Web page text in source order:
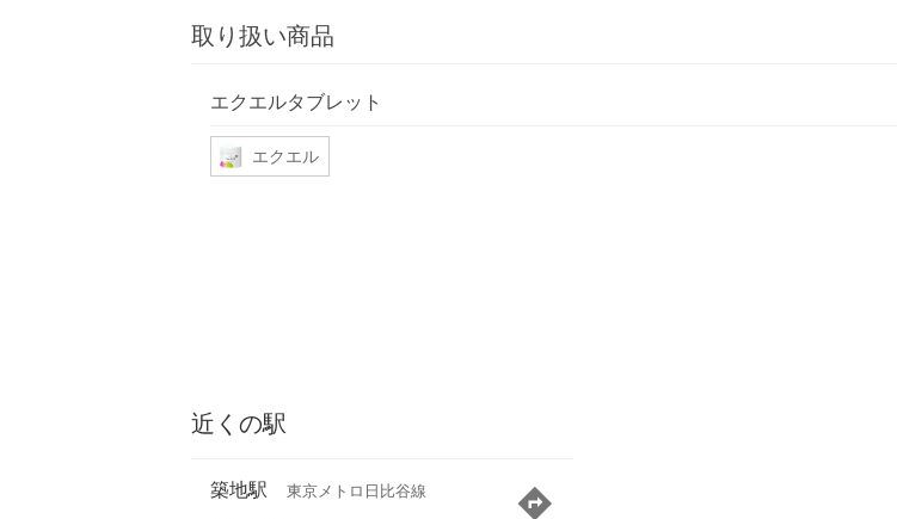
取り扱い商品
エクエルタブレット
エクエル
近くの駅
築地駅 東京メトロ日比谷線